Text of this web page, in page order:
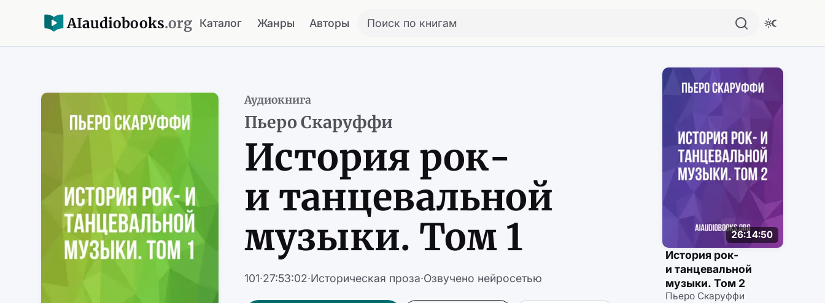
AIaudiobooks.org Каталог Жанры Авторы Поиск по книгам
Аудиокнига
Пьеро Скаруффи
История рок-
и танцевальной
музыки. Том 1
101·27:53:02·Историческая проза·Озвучено нейросетью
Похожие
26:14:50
История рок-
и танцевальной
музыки. Том 2
Пьеро Скаруффи